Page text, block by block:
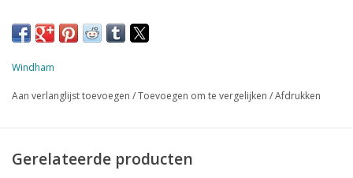
Windham
Aan verlanglijst toevoegen /Toevoegen om te vergelijken /Afdrukken
Gerelateerde producten